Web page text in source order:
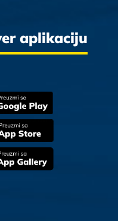
aplikaciju